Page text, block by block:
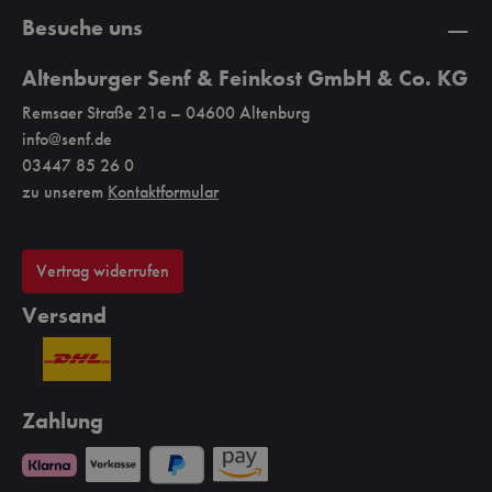
Besuche uns
Altenburger Senf & Feinkost GmbH & Co. KG
Remsaer Straße 21a – 04600 Altenburg
info@senf.de
03447 85 26 0
zu unserem Kontaktformular
Vertrag widerrufen
Versand
Zahlung